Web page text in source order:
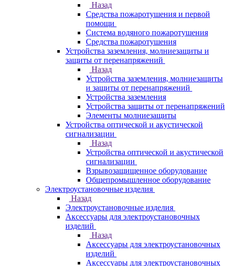
Назад
Средства пожаротушения и первой
помощи
Система водяного пожаротушения
Средства пожаротушения
Устройства заземления, молниезащиты и
защиты от перенапряжений
Назад
Устройства заземления, молниезащиты
и защиты от перенапряжений
Устройства заземления
Устройства защиты от перенапряжений
Элементы молниезащиты
Устройства оптической и акустической
сигнализации
Назад
Устройства оптической и акустической
сигнализации
Взрывозащищенное оборудование
Общепромышленное оборудование
Электроустановочные изделия
Назад
Электроустановочные изделия
Аксессуары для электроустановочных
изделий
Назад
Аксессуары для электроустановочных
изделий
Аксессуары для электроустановочных